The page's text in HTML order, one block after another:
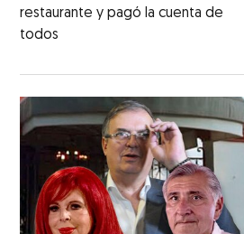
restaurante y pagó la cuenta de
todos